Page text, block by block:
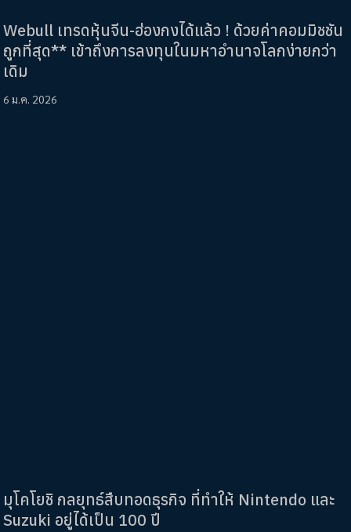
Webull เทรดหุ้นจีน-ฮ่องกงได้แล้ว ! ด้วยค่าคอมมิชชัน
ถูกที่สุด** เข้าถึงการลงทุนในมหาอำนาจโลกง่ายกว่า
เดิม
6 ม.ค. 2026
มุโคโยชิ กลยุทธ์สืบทอดธุรกิจ ที่ทำให้ Nintendo และ
Suzuki อยู่ได้เป็น 100 ปี